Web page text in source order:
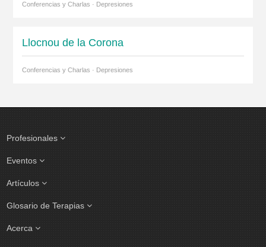
Conferencias y Charlas · Depresiones
Llocnou de la Corona
Conferencias y Charlas · Depresiones
Profesionales
Eventos
Artículos
Glosario de Terapias
Acerca